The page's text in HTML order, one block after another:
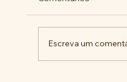
Escreva um